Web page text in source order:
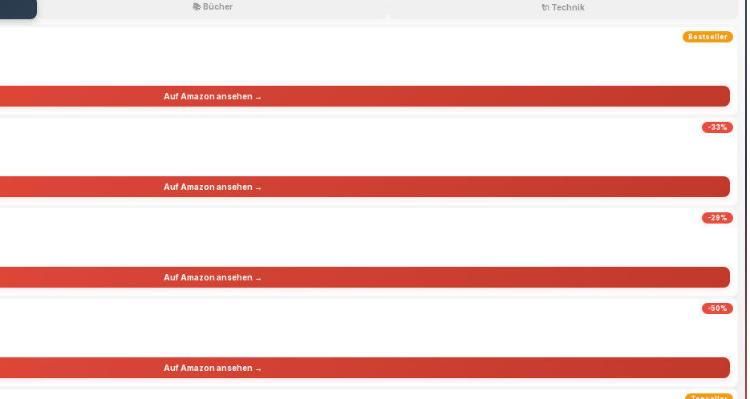
📚 Bücher 🔌 Technik
Bestseller
Auf Amazon ansehen →
-33%
Auf Amazon ansehen →
-29%
Auf Amazon ansehen →
-50%
Auf Amazon ansehen →